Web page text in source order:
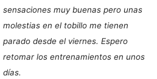
sensaciones muy buenas pero unas
molestias en el tobillo me tienen
parado desde el viernes. Espero
retomar los entrenamientos en unos
días.